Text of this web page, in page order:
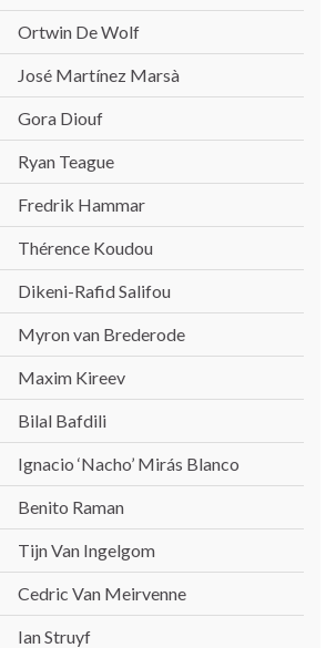
Ortwin De Wolf
José Martínez Marsà
Gora Diouf
Ryan Teague
Fredrik Hammar
Thérence Koudou
Dikeni-Rafid Salifou
Myron van Brederode
Maxim Kireev
Bilal Bafdili
Ignacio ‘Nacho’ Mirás Blanco
Benito Raman
Tijn Van Ingelgom
Cedric Van Meirvenne
Ian Struyf